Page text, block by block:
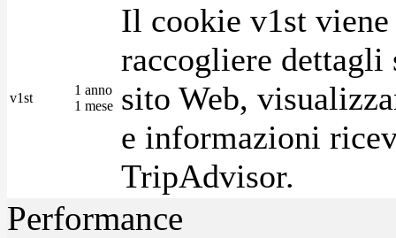
v1st
1 anno
1 mese
Il cookie v1st
raccogliere
sito Web,
e informazioni
TripAdvisor.
Performance